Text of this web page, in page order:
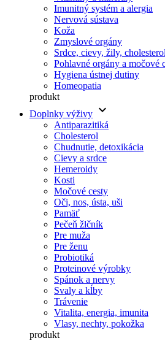
Imunitný systém a alergia
Nervová sústava
Koža
Zmyslové orgány
Srdce, cievy, žily,
Pohlavné orgány a močové
Hygiena ústnej dutiny
Homeopatia
produkt
Doplnky výživy keyboard_arrow_down
Antiparazitiká
Cholesterol
Chudnutie, detoxikácia
Cievy a srdce
Hemeroidy
Kosti
Močové cesty
Oči, nos, ústa, uši
Pamäť
Pečeň žlčník
Pre muža
Pre ženu
Probiotiká
Proteinové výrobky
Spánok a nervy
Svaly a kĺby
Trávenie
Vitalita, energia, imunita
Vlasy, nechty, pokožka
produkt